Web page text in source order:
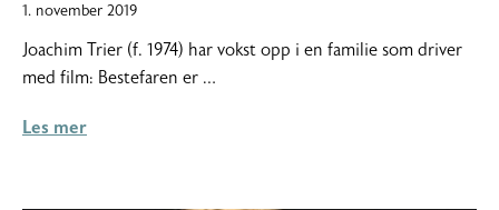
1. november 20191.
2019
Joachim Trier (f. 1974) har vokst opp i en familie som driver
med film: Bestefaren er …
Les mer